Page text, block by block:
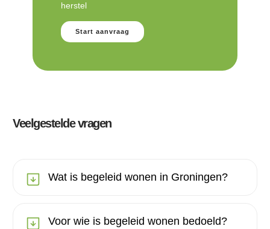
herstel
Start aanvraag
Veelgestelde vragen
Wat is begeleid wonen in Groningen?
Voor wie is begeleid wonen bedoeld?